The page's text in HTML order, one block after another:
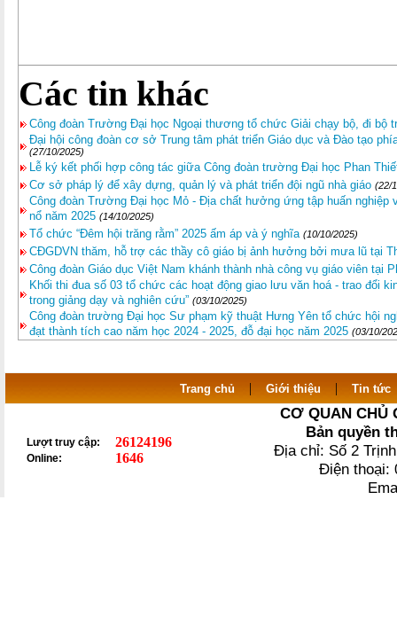
Các tin khác
Công đoàn Trường Đại học Ngoại thương tổ chức Giải chạy bộ, đi bộ
Đại hội công đoàn cơ sở Trung tâm phát triển Giáo dục và Đào tạo
(27/10/2025)
Lễ ký kết phối hợp công tác giữa Công đoàn trường Đại học Phan
Cơ sở pháp lý để xây dựng, quản lý và phát triển đội ngũ nhà giáo (22/
Công đoàn Trường Đại học Mỏ - Địa chất hưởng ứng tập huấn nghiệp
nổ năm 2025 (14/10/2025)
Tổ chức “Đêm hội trăng rằm” 2025 ấm áp và ý nghĩa (10/10/2025)
CĐGDVN thăm, hỗ trợ các thầy cô giáo bị ảnh hưởng bởi mưa lũ tại
Công đoàn Giáo dục Việt Nam khánh thành nhà công vụ giáo viên tại
Khối thi đua số 03 tổ chức các hoạt động giao lưu văn hoá - trao đổi
trong giảng dạy và nghiên cứu” (03/10/2025)
Công đoàn trường Đại học Sư phạm kỹ thuật Hưng Yên tổ chức hội
đạt thành tích cao năm học 2024 - 2025, đỗ đại học năm 2025 (03/10/
Trang chủ | Giới thiệu | Tin tức
Lượt truy cập: 26124196
Online: 1646
CƠ QUAN CHỦ
Bản quyền
Địa chỉ: Số 2
Điện